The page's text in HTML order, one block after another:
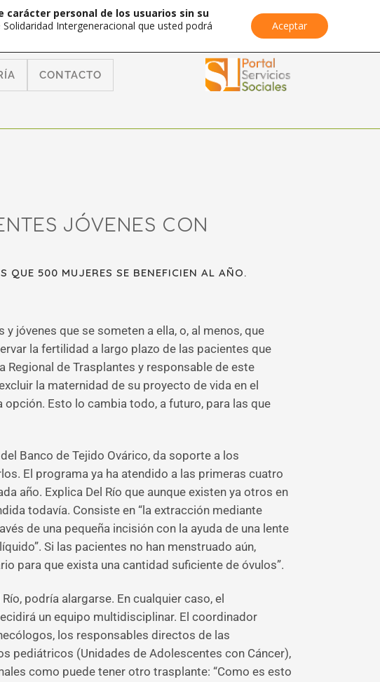
CONTACTO
JÓVENES CON
QUE 500 MUJERES SE BENEFICIEN AL AÑO.
jóvenes que se someten a ella, o, al menos, que
la fertilidad a largo plazo de las pacientes que
de Trasplantes y responsable de este
la maternidad de su proyecto de vida en el
Esto lo cambia todo, a futuro, para las que
Banco de Tejido Ovárico, da soporte a los
El programa ya ha atendido a las primeras cuatro
año. Explica Del Río que aunque existen ya otros en
todavía. Consiste en “la extracción mediante
de una pequeña incisión con la ayuda de una lente
Si las pacientes no han menstruado aún,
para que exista una cantidad suficiente de óvulos”.
podría alargarse. En cualquier caso, el
un equipo multidisciplinar. El coordinador
los responsables directos de las
pediátricos (Unidades de Adolescentes con Cáncer),
como puede tener otro trasplante: “Como es esto
personal de los usuarios sin su
Intergeneracional que usted podrá
Aceptar